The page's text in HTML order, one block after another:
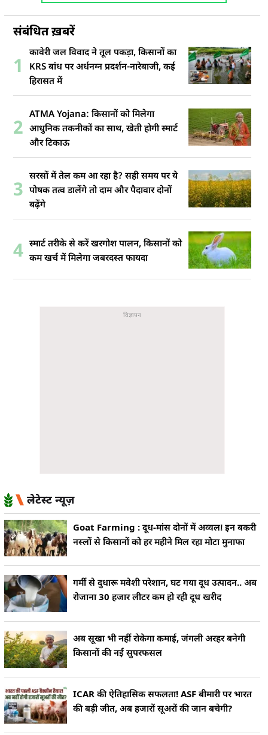
संबंधित ख़बरें
1
कावेरी जल विवाद ने तूल पकड़ा, किसानों का
KRS बांध पर अर्धनग्न प्रदर्शन-नारेबाजी, कई
हिरासत में
2
ATMA Yojana: किसानों को मिलेगा
आधुनिक तकनीकों का साथ, खेती होगी स्मार्ट
और टिकाऊ
3
सरसों में तेल कम आ रहा है? सही समय पर ये
पोषक तत्व डालेंगे तो दाम और पैदावार दोनों
बढ़ेंगे
4 स्मार्ट तरीके से करें खरगोश पालन, किसानों को
कम खर्च में मिलेगा जबरदस्त फायदा
लेटेस्ट न्यूज़
Goat Farming : दूध-मांस दोनों में अव्वल! इन बकरी
नस्लों से किसानों को हर महीने मिल रहा मोटा मुनाफा
गर्मी से दुधारू मवेशी परेशान, घट गया दूध उत्पादन.. अब
रोजाना 30 हजार लीटर कम हो रही दूध खरीद
अब सूखा भी नहीं रोकेगा कमाई, जंगली अरहर बनेगी
किसानों की नई सुपरफसल
ICAR की ऐतिहासिक सफलता! ASF बीमारी पर भारत
की बड़ी जीत, अब हजारों सूअरों की जान बचेगी?